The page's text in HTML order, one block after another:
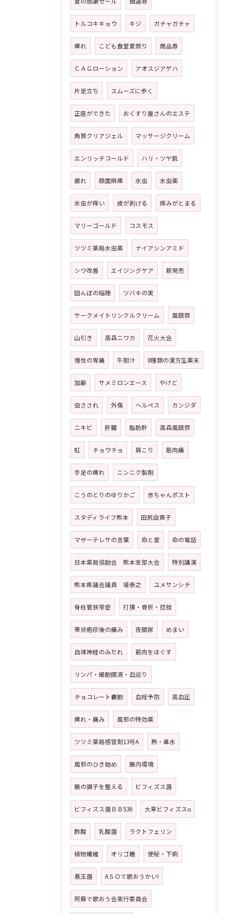
トルコキキョウ キジ ガチャガチャ
痺れ こども食堂夏祭り 商品券
ＣＡＧローション アオスジアゲハ
片足立ち スムーズに歩く
正座ができた おくすり屋さんのエステ
角質クリアジェル マッサージクリーム
エンリッチコールド ハリ・ツヤ肌
疲れ 顔面麻痺 水虫 水虫薬
水虫が痒い 皮が剥げる 痒みがとまる
マリーゴールド コスモス
ツツミ薬局水虫薬 ナイアシンアミド
シワ改善 エイジングケア 新発売
田んぼの稲穂 ツバキの実
サークメイトリンクルクリーム 風鎮祭
山引き 高森ニワカ 花火大会
慢性の胃痛 牛胆汁 8種類の漢方生薬末
加齢 サメミロンエース やけど
虫さされ 外傷 ヘルペス カンジダ
ニキビ 肝臓 脂肪肝 高森風鎮祭
虹 チョウチョ 肩こり 筋肉痛
手足の痺れ ニンニク製剤
こうのとりのゆりかご 赤ちゃんポスト
スタディライフ熊本 田尻由貴子
マザーテレサの言葉 命と愛 命の電話
日本薬局協励会 熊本支部大会 特別講演
熊本県議会議員 堤泰之 ユメサンシチ
脊柱管狭窄症 打撲・骨折・捻挫
帯状疱疹後の痛み 夜間尿 めまい
自律神経のみだれ 筋肉をほぐす
リンパ・細胞間液・血巡り
チョコレート嚢胞 血栓予防 高血圧
痺れ・痛み 風邪の特効薬
ツツミ薬局感冒剤13号A 熱・鼻水
風邪のひき始め 腸内環境
腸の調子を整える ビフィズス菌
ビフィズス菌ＢＢ536 大草ビフィズスα
酢酸 乳酸菌 ラクトフェリン
植物繊維 オリゴ糖 便秘・下痢
悪玉菌 AＳＯで歌おうかい!
阿蘇で歌おう会実行委員会